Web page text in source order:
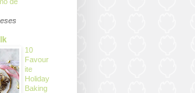
10
Favour
ite
Holiday
Baking